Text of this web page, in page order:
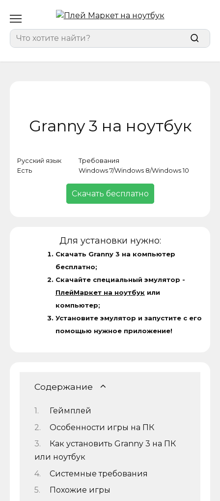
содержанию
for:
Granny 3 на ноутбук
Русский язык
Есть
Требования
Windows 7/Windows 8/Windows 10
Скачать бесплатно
Для установки нужно:
Скачать Granny 3 на компьютер
бесплатно;
Скачайте специальный эмулятор -
ПлейМаркет на ноутбук или
компьютер;
Установите эмулятор и запустите с его
помощью нужное приложение!
Содержание
Геймплей
Особенности игры на ПК
Как установить Granny 3 на ПК
или ноутбук
Системные требования
Похожие игры